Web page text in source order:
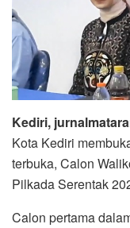
Kediri,
Kota Kediri
terbuka, Calon
Pilkada Serentak
Calon pertama